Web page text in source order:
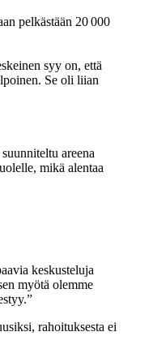
pelkästään 20 000
syy on, että
Se oli liian
areena
mikä alentaa
keskusteluja
myötä olemme
rahoituksesta ei